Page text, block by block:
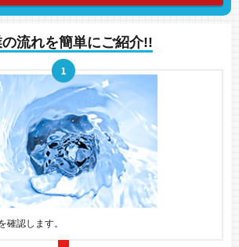
流れを簡単にご紹介!!
確認します。